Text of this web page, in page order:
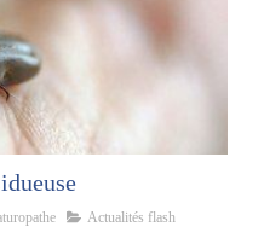
Actualités flash